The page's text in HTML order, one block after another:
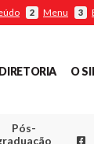
2 Menu 3
DIRETORIA O
Pós-